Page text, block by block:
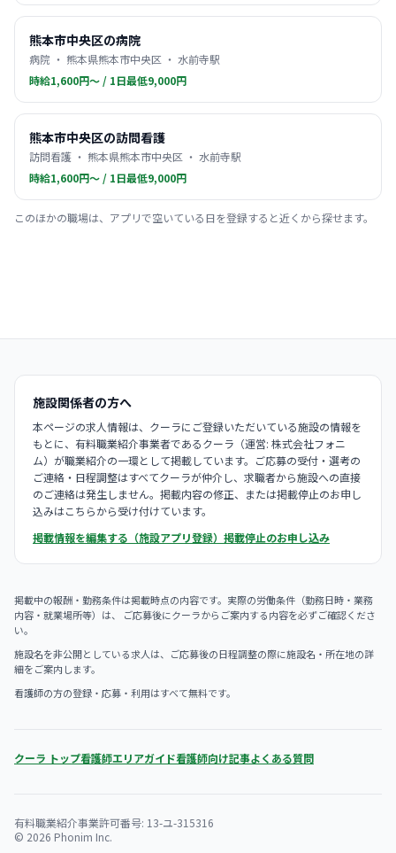
熊本市中央区の病院
病院 ・ 熊本県熊本市中央区 ・ 水前寺駅
時給1,600円〜 / 1日最低9,000円
熊本市中央区の訪問看護
訪問看護 ・ 熊本県熊本市中央区 ・ 水前寺駅
時給1,600円〜 / 1日最低9,000円
このほかの職場は、アプリで空いている日を登録すると近くから探せます。
施設関係者の方へ
本ページの求人情報は、クーラにご登録いただいている施設の情報を
もとに、有料職業紹介事業者であるクーラ（運営: 株式会社フォニ
ム）が職業紹介の一環として掲載しています。ご応募の受付・選考の
ご連絡・日程調整はすべてクーラが仲介し、求職者から施設への直接
のご連絡は発生しません。掲載内容の修正、または掲載停止のお申し
込みはこちらから受け付けています。
掲載情報を編集する（施設アプリ登録） 掲載停止のお申し込み
掲載中の報酬・勤務条件は掲載時点の内容です。実際の労働条件（勤務日時・業務
内容・就業場所等）は、 ご応募後にクーラからご案内する内容を必ずご確認くださ
い。
施設名を非公開としている求人は、ご応募後の日程調整の際に施設名・所在地の詳
細をご案内します。
看護師の方の登録・応募・利用はすべて無料です。
クーラ トップ看護師エリアガイド看護師向け記事よくある質問
有料職業紹介事業許可番号: 13-ユ-315316
© 2026 Phonim Inc.